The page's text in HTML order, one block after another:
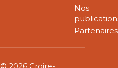
Nos
Partenaires